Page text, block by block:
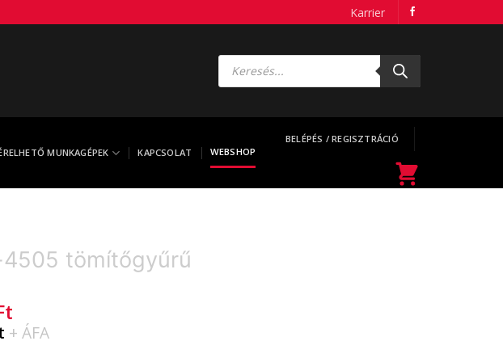
Karrier
Products
search
MUNKAGÉPEK KAPCSOLAT WEBSHOP
BELÉPÉS / REGISZTRÁCIÓ
tömítőgyűrű
+ ÁFA